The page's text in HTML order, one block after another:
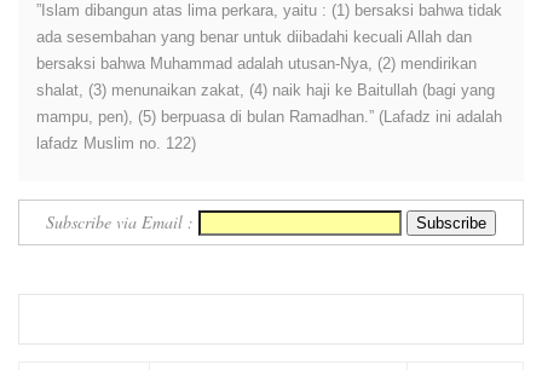
”Islam dibangun atas lima perkara, yaitu : (1) bersaksi bahwa tidak
ada sesembahan yang benar untuk diibadahi kecuali Allah dan
bersaksi bahwa Muhammad adalah utusan-Nya, (2) mendirikan
shalat, (3) menunaikan zakat, (4) naik haji ke Baitullah (bagi yang
mampu, pen), (5) berpuasa di bulan Ramadhan.” (Lafadz ini adalah
lafadz Muslim no. 122)
Subscribe via Email :